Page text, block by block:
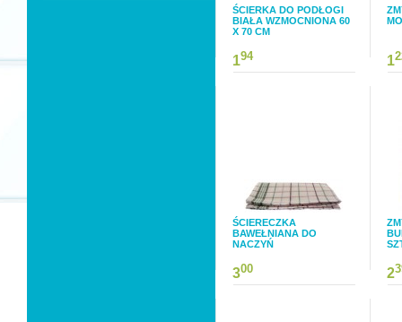
ŚCIERKA DO PODŁOGI
BIAŁA WZMOCNIONA 60
X 70 CM
194 1
ŚCIERECZKA
BAWEŁNIANA DO
NACZYŃ
300 2